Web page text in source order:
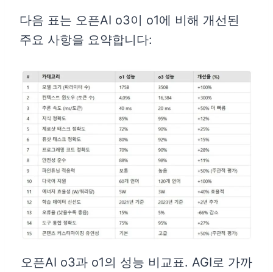
다음 표는 오픈AI o3이 o1에 비해 개선된
주요 사항을 요약합니다:
오픈AI o3과 o1의 성능 비교표. AGI로 가까